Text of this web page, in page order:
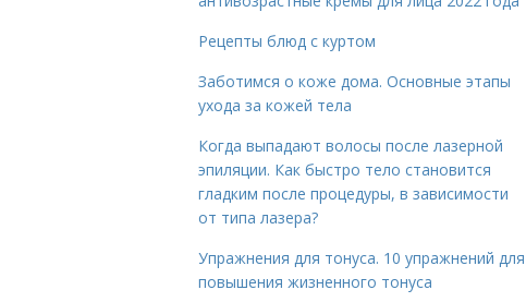
Рецепты блюд с куртом
Заботимся о коже дома. Основные этапы
ухода за кожей тела
Когда выпадают волосы после лазерной
эпиляции. Как быстро тело становится
гладким после процедуры, в зависимости
от типа лазера?
Упражнения для тонуса. 10 упражнений для
повышения жизненного тонуса